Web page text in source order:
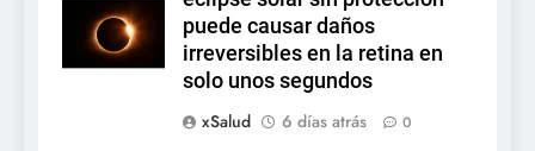
puede causar daños
irreversibles en la retina en
solo unos segundos
xSalud
6 días atrás 0